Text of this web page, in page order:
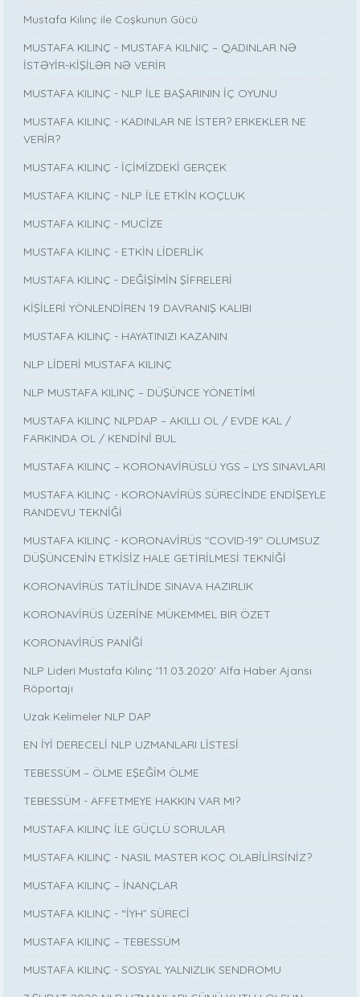
Mustafa Kılınç ile Coşkunun Gücü
MUSTAFA KILINÇ - MUSTAFA KILNIÇ – QADINLAR NƏ
İSTƏYİR-KİŞİLƏR NƏ VERİR
MUSTAFA KILINÇ - NLP İLE BAŞARININ İÇ OYUNU
MUSTAFA KILINÇ - KADINLAR NE İSTER? ERKEKLER NE
VERİR?
MUSTAFA KILINÇ - İÇİMİZDEKİ GERÇEK
MUSTAFA KILINÇ - NLP İLE ETKİN KOÇLUK
MUSTAFA KILINÇ - MUCİZE
MUSTAFA KILINÇ - ETKİN LİDERLİK
MUSTAFA KILINÇ - DEĞİŞİMİN ŞİFRELERİ
KİŞİLERİ YÖNLENDİREN 19 DAVRANIŞ KALIBI
MUSTAFA KILINÇ - HAYATINIZI KAZANIN
NLP LİDERİ MUSTAFA KILINÇ
NLP MUSTAFA KILINÇ – DÜŞÜNCE YÖNETİMİ
MUSTAFA KILINÇ NLPDAP – AKILLI OL / EVDE KAL /
FARKINDA OL / KENDİNİ BUL
MUSTAFA KILINÇ – KORONAVİRÜSLÜ YGS – LYS SINAVLARI
MUSTAFA KILINÇ - KORONAVİRÜS SÜRECİNDE ENDİŞEYLE
RANDEVU TEKNİĞİ
MUSTAFA KILINÇ - KORONAVİRÜS "COVID-19" OLUMSUZ
DÜŞÜNCENİN ETKİSİZ HALE GETİRİLMESİ TEKNİĞİ
KORONAVİRÜS TATİLİNDE SINAVA HAZIRLIK
KORONAVİRÜS ÜZERİNE MÜKEMMEL BIR ÖZET
KORONAVİRÜS PANİĞİ
NLP Lideri Mustafa Kılınç '11.03.2020' Alfa Haber Ajansı
Röportajı
Uzak Kelimeler NLP DAP
EN İYİ DERECELİ NLP UZMANLARI LİSTESİ
TEBESSÜM – ÖLME EŞEĞİM ÖLME
TEBESSÜM - AFFETMEYE HAKKIN VAR MI?
MUSTAFA KILINÇ İLE GÜÇLÜ SORULAR
MUSTAFA KILINÇ - NASIL MASTER KOÇ OLABİLİRSİNİZ?
MUSTAFA KILINÇ – İNANÇLAR
MUSTAFA KILINÇ - “İYH” SÜRECİ
MUSTAFA KILINÇ – TEBESSÜM
MUSTAFA KILINÇ - SOSYAL YALNIZLIK SENDROMU